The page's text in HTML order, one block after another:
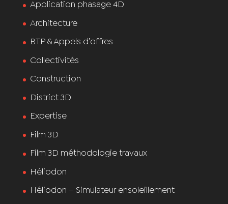
Application phasage 4D
Architecture
BTP & Appels d’offres
Collectivités
Construction
District 3D
Expertise
Film 3D
Film 3D méthodologie travaux
Héliodon
Héliodon – Simulateur ensoleillement